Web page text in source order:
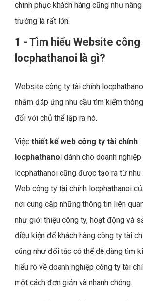
chinh phục khách hàng cũng như
trường là rất lớn.
1 - Tìm hiểu Website
locphathanoi là gì?
Website công ty tài chính
nhằm đáp ứng nhu cầu tìm kiếm
đối với chủ thể lập ra nó.
Việc thiết kế web công ty tài chính
locphathanoi dành cho doanh
locphathanoi cũng được tạo ra từ nhu
Web công ty tài chính locphathanoi
nơi cung cấp những thông tin liên
như giới thiệu công ty, hoạt động và
điều kiện để khách hàng công ty tài
cũng như đối tác có thể dễ dàng tìm
hiểu rõ về doanh nghiệp công ty tài
một cách đơn giản và nhanh chóng.